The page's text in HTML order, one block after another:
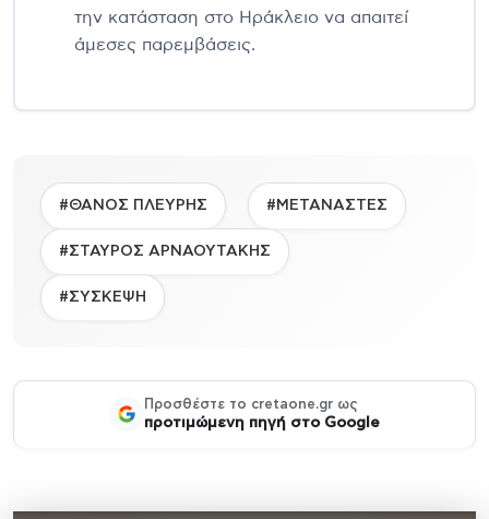
την κατάσταση στο Ηράκλειο να απαιτεί
άμεσες παρεμβάσεις.
#ΘΑΝΟΣ ΠΛΕΥΡΗΣ #ΜΕΤΑΝΑΣΤΕΣ
#ΣΤΑΥΡΟΣ ΑΡΝΑΟΥΤΑΚΗΣ
#ΣΥΣΚΕΨΗ
Προσθέστε το cretaone.gr ως
προτιμώμενη πηγή στο Google